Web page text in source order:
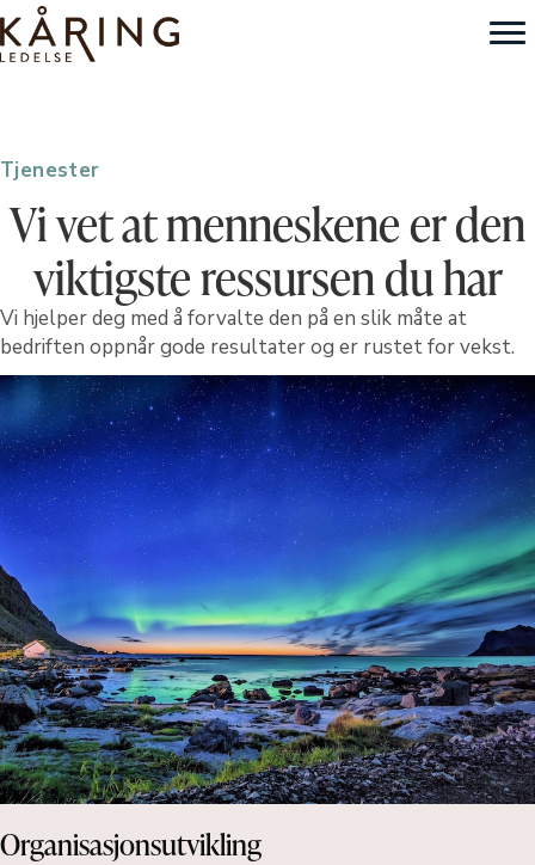
Tjenester
Vi vet at menneskene er den
viktigste ressursen du har
Vi hjelper deg med å forvalte den på en slik måte at
bedriften oppnår gode resultater og er rustet for vekst.
Organisasjonsutvikling